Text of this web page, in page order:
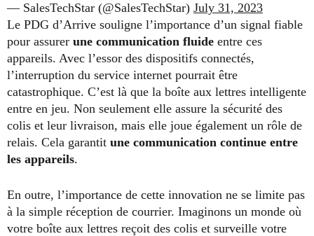
— SalesTechStar (@SalesTechStar) July 31, 2023
Le PDG d’Arrive souligne l’importance d’un signal fiable
pour assurer une communication fluide entre ces
appareils. Avec l’essor des dispositifs connectés,
l’interruption du service internet pourrait être
catastrophique. C’est là que la boîte aux lettres intelligente
entre en jeu. Non seulement elle assure la sécurité des
colis et leur livraison, mais elle joue également un rôle de
relais. Cela garantit une communication continue entre
les appareils.
En outre, l’importance de cette innovation ne se limite pas
à la simple réception de courrier. Imaginons un monde où
votre boîte aux lettres reçoit des colis et surveille votre